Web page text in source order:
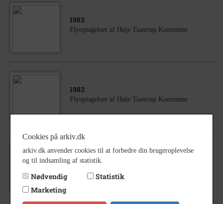
1983
Flyoptagelser af Høje Taastrup Kommune
1983
Flyoptagelser af Høje Taastrup Kommune
1983
Cookies på arkiv.dk
arkiv.dk anvender cookies til at forbedre din brugeroplevelse
og til indsamling af statistik.
Nødvendig
Statistik
Marketing